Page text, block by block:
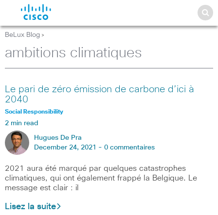
BeLux Blog >
ambitions climatiques
Le pari de zéro émission de carbone d’ici à
2040
Social Responsibility
2 min read
Hugues De Pra
December 24, 2021 - 0 commentaires
2021 aura été marqué par quelques catastrophes
climatiques, qui ont également frappé la Belgique. Le
message est clair : il
Lisez la suite